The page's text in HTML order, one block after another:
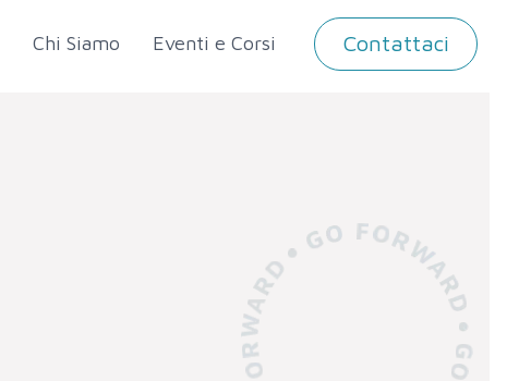
Chi Siamo Eventi e Corsi Contattaci